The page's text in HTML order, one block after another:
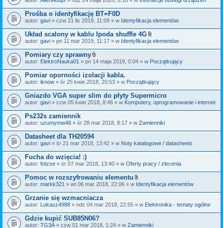
Prośba o identyfikację BT=F0D
autor: gavi » czw 21 lis 2019, 11:09 » w Identyfikacja elementów
Układ scalony w kablu Ipoda shuffle 4G
Z
ł
c
z
i
k
i
autor: gavi » pn 11 mar 2019, 11:17 » w Identyfikacja elementów
Pomiary czy sprawny
Z
ł
ą
c
z
n
i
autor: ElektroNauka01 » pn 14 maja 2018, 0:04 » w Początkujący
Pomiar oporności izolacji kabla.
autor: iknow » śr 25 kwie 2018, 20:53 » w Początkujący
Gniazdo VGA super slim do płyty Supermicro
autor: gavi » czw 05 kwie 2018, 8:46 » w Komputery, oprogramowanie i internet
Ps232s zamiennik
autor: uzumymw46 » śr 28 mar 2018, 8:17 » w Zamienniki
Datasheet dla TH20594
autor: gavi » śr 21 mar 2018, 13:42 » w Noty katalogowe / datasheets
Fucha do wzięcia! :)
autor: fotzse » śr 07 mar 2018, 13:40 » w Oferty pracy / zlecenia
Pomoc w rozszyfrowaniu elementu
Z
ł
c
z
i
autor: markk321 » wt 06 mar 2018, 22:06 » w Identyfikacja elementów
Grzanie się wzmacniacza
autor: Lukasz4988 » ndz 04 mar 2018, 22:55 » w Elektronika - tematy ogólne
Gdzie kupić SUB85N06?
autor: TG3A » czw 01 mar 2018, 1:24 » w Zamienniki